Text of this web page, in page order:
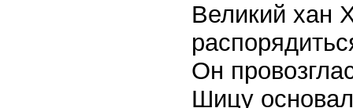
Великий хан
Он
Шицу